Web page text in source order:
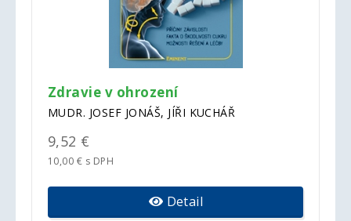
Zdravie v ohrození
MUDR. JOSEF JONÁŠ, JÍŘI KUCHÁŘ
9,52 €
10,00 € s DPH
Detail